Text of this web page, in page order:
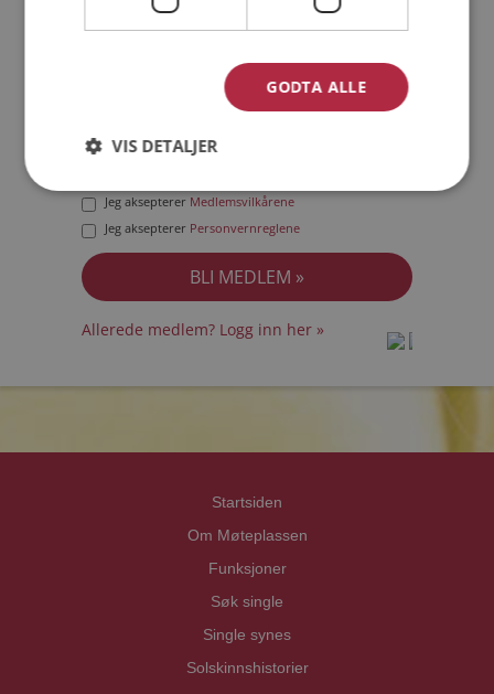
Jeg aksepterer Medlemsvilkårene
Jeg aksepterer Personvernreglene
Allerede medlem? Logg inn her »
Startsiden
Om Møteplassen
Funksjoner
Søk single
Single synes
Solskinnshistorier
GODTA ALLE
VIS DETALJER